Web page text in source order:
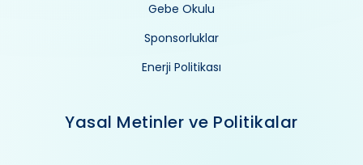
Gebe Okulu
Sponsorluklar
Enerji Politikası
Yasal Metinler ve Politikalar